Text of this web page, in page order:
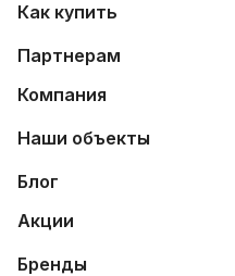
Как купить
Партнерам
Компания
Наши объекты
Блог
Акции
Бренды